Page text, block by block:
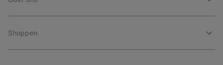
Shoppen